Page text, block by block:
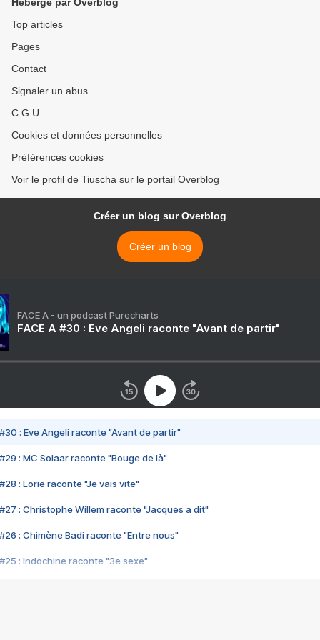
Top articles
Pages
Contact
Signaler un abus
C.G.U.
Cookies et données personnelles
Préférences cookies
Voir le profil de Tiuscha sur le portail Overblog
Créer un blog sur Overblog
Créer un blog
FACE A - un podcast Purecharts
FACE A #30 : Eve Angeli raconte "Avant de partir"
#30 : Eve Angeli raconte "Avant de partir"
#29 : MC Solaar raconte "Bouge de là"
#28 : Lorie raconte "Je vais vite"
#27 : Christophe Willem raconte "Jacques a dit"
#26 : Chimène Badi raconte "Entre nous"
#25 : Indochine raconte "3e sexe"